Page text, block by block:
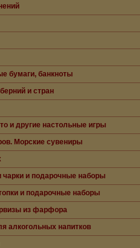
бумаги, банкноты
и стран
и другие настольные игры
Морские сувениры
чарки и подарочные наборы
и подарочные наборы
из фарфора
алкогольных напитков